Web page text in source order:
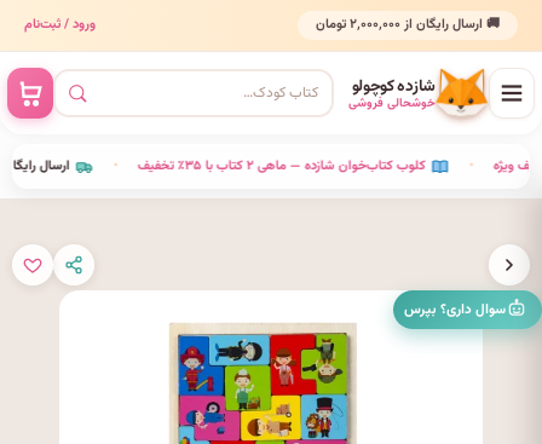
🚚 ارسال رایگان از ۲٬۰۰۰٬۰۰۰ تومان ورود / ثبت‌نام
شازده کوچولو
خوشحالی فروشی
ارسال • کلوب کتاب‌خوان شازده — ماهی ۲ کتاب با ۳۵٪ تخفیف •
سوال داری؟ بپرس